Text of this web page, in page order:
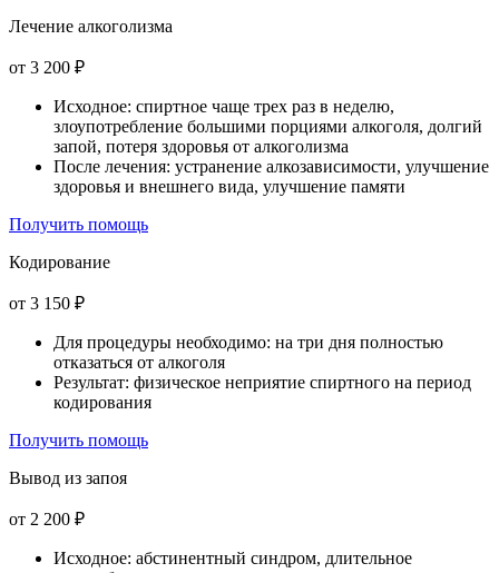
Лечение алкоголизма
от 3 200 ₽
Исходное: спиртное чаще трех раз в неделю,
злоупотребление большими порциями алкоголя, долгий
запой, потеря здоровья от алкоголизма
После лечения: устранение алкозависимости, улучшение
здоровья и внешнего вида, улучшение памяти
Получить помощь
Кодирование
от 3 150 ₽
Для процедуры необходимо: на три дня полностью
отказаться от алкоголя
Результат: физическое неприятие спиртного на период
кодирования
Получить помощь
Вывод из запоя
от 2 200 ₽
Исходное: абстинентный синдром, длительное